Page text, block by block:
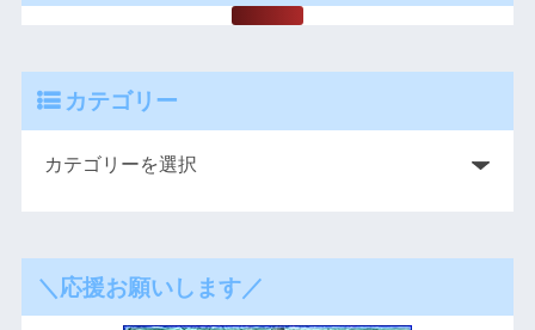
カテゴリー
＼応援お願いします／